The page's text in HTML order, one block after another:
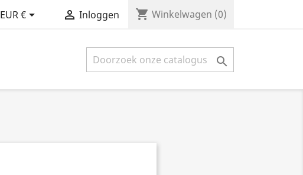
EUR €  Inloggen shopping_cart Winkelwagen (0)
